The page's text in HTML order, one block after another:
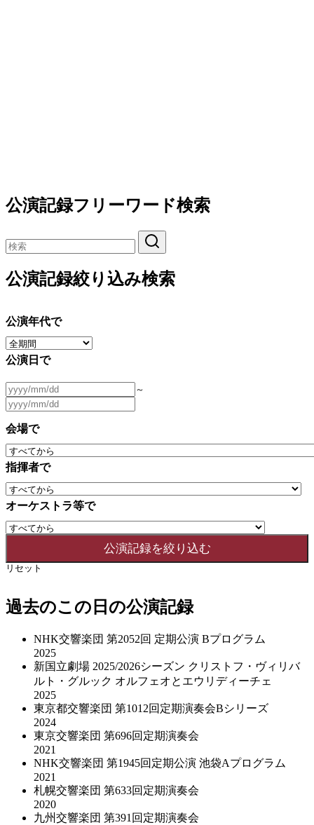
公演記録フリーワード検索
公演記録絞り込み検索
公演年代で
公演日で
～
会場で
指揮者で
オーケストラ等で
リセット
過去のこの日の公演記録
NHK交響楽団 第2052回 定期公演 Bプログラム
2025
新国立劇場 2025/2026シーズン クリストフ・ヴィリバ
ルト・グルック オルフェオとエウリディーチェ
2025
東京都交響楽団 第1012回定期演奏会Bシリーズ
2024
東京交響楽団 第696回定期演奏会
2021
NHK交響楽団 第1945回定期公演 池袋Aプログラム
2021
札幌交響楽団 第633回定期演奏会
2020
九州交響楽団 第391回定期演奏会